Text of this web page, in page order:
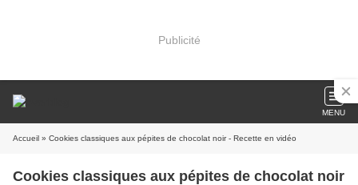
Publicité
MENU
Accueil » Cookies classiques aux pépites de chocolat noir - Recette en vidéo
Cookies classiques aux pépites de chocolat noir